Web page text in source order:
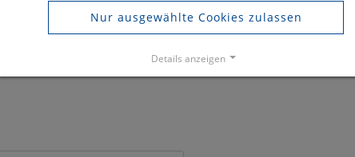
DER VERARBEITUNG IHRER
DATENSCHUTZERKLÄRUNG E
Nur ausgewählte Cookies zulassen
Details anzeigen
Impressum|Datenschutz